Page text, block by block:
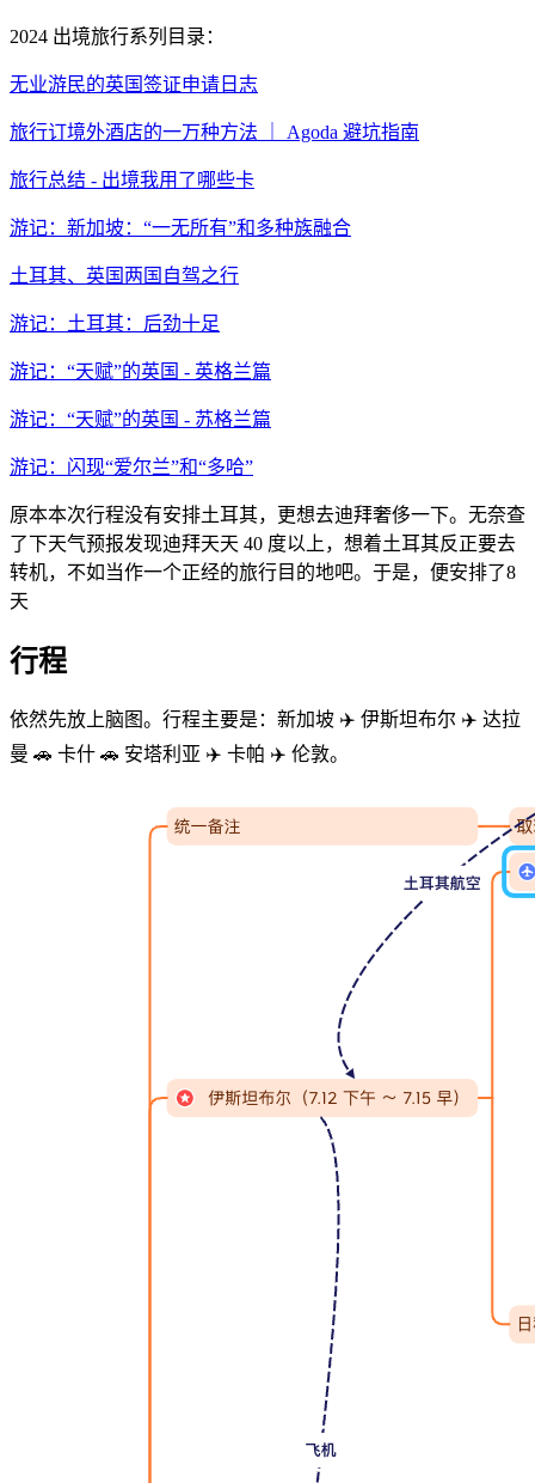
2024 出境旅行系列目录：
无业游民的英国签证申请日志
旅行订境外酒店的一万种方法 ｜ Agoda 避坑指南
旅行总结 - 出境我用了哪些卡
游记：新加坡：“一无所有”和多种族融合
土耳其、英国两国自驾之行
游记：土耳其：后劲十足
游记：“天赋”的英国 - 英格兰篇
游记：“天赋”的英国 - 苏格兰篇
游记：闪现“爱尔兰”和“多哈”
原本本次行程没有安排土耳其，更想去迪拜奢侈一下。无奈查
了下天气预报发现迪拜天天 40 度以上，想着土耳其反正要去
转机，不如当作一个正经的旅行目的地吧。于是，便安排了8
天
行程
依然先放上脑图。行程主要是：新加坡 ✈️ 伊斯坦布尔 ✈️ 达拉
曼 🚗 卡什 🚗 安塔利亚 ✈️ 卡帕 ✈️ 伦敦。